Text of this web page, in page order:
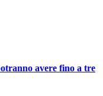
avere fino a tre